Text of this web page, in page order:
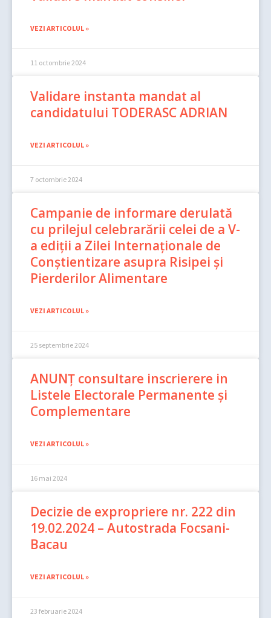
VEZI ARTICOLUL »
11 octombrie 2024
Validare instanta mandat al
candidatului TODERASC ADRIAN
VEZI ARTICOLUL »
7 octombrie 2024
Campanie de informare derulată
cu prilejul celebrarării celei de a V-
a ediții a Zilei Internaționale de
Conștientizare asupra Risipei și
Pierderilor Alimentare
VEZI ARTICOLUL »
25 septembrie 2024
ANUNȚ consultare inscrierere in
Listele Electorale Permanente și
Complementare
VEZI ARTICOLUL »
16 mai 2024
Decizie de expropriere nr. 222 din
19.02.2024 – Autostrada Focsani-
Bacau
VEZI ARTICOLUL »
23 februarie 2024